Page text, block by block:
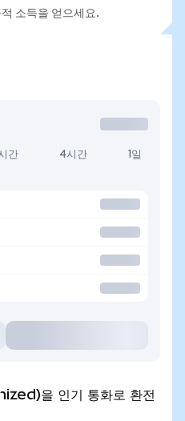
소득을 얻으세요.
간 4시간 1일
을 인기 통화로 환전